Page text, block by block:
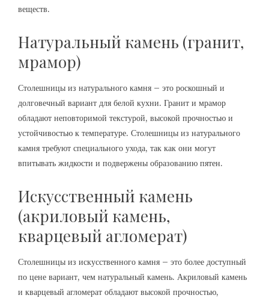
веществ.
Натуральный камень (гранит,
мрамор)
Столешницы из натурального камня – это роскошный и
долговечный вариант для белой кухни. Гранит и мрамор
обладают неповторимой текстурой, высокой прочностью и
устойчивостью к температуре. Столешницы из натурального
камня требуют специального ухода, так как они могут
впитывать жидкости и подвержены образованию пятен.
Искусственный камень
(акриловый камень,
кварцевый агломерат)
Столешницы из искусственного камня – это более доступный
по цене вариант, чем натуральный камень. Акриловый камень
и кварцевый агломерат обладают высокой прочностью,